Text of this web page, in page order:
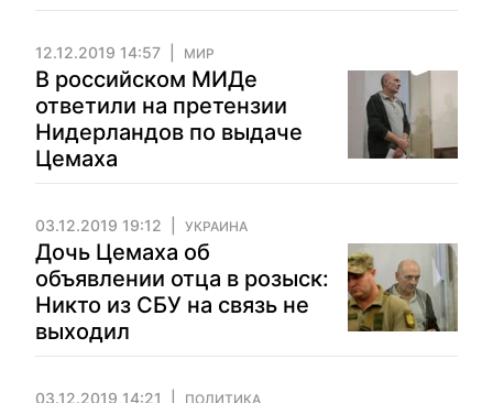
12.12.2019 14:57 МИР
В российском МИДе
ответили на претензии
Нидерландов по выдаче
Цемаха
03.12.2019 19:12 УКРАИНА
Дочь Цемаха об
объявлении отца в розыск:
Никто из СБУ на связь не
выходил
03.12.2019 14:21 ПОЛИТИКА